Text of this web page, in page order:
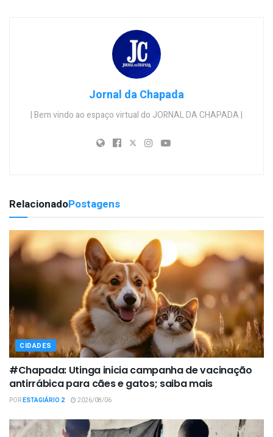
Jornal da Chapada
| Bem vindo ao espaço virtual do JORNAL DA CHAPADA |
RelacionadoPostagens
CIDADES
#Chapada: Utinga inicia campanha de vacinação
antirrábica para cães e gatos; saiba mais
PORESTAGIÁRIO 2 2026/08/06